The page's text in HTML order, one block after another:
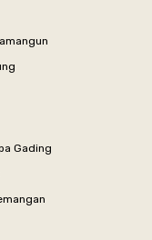
Gading